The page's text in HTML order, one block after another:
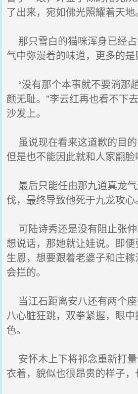
了出来，宛如佛光照耀着天地。
那只雪白的猫咪浑身已经
气中弥漫着的味道，更多的是
“没有那个本事就不要淌那
颜无耻。”李云红再也看不下
沙发上。
虽说现在看来这道歉的目的
但是也不能因此就和人家翻脸
最后只能任由那九道真龙
伐，最终导致他死于九龙攻心。
可陆诗秀还是没有阻止张
想说话，那她就让娃说。即
生恩，想要跟着老婆子和庄
会拦的。
当江石距离安八还有两个
八心脏狂跳，双拳紧握，眼
色。
安怀木上下将祁念重新打
衣着，貌似也很昂贵的样子，